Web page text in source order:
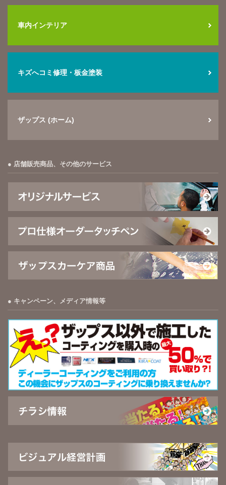
車内インテリア
キズへコミ修理・板金塗装
ザップス (ホーム)
店舗販売商品、その他のサービス
キャンペーン、メディア情報等